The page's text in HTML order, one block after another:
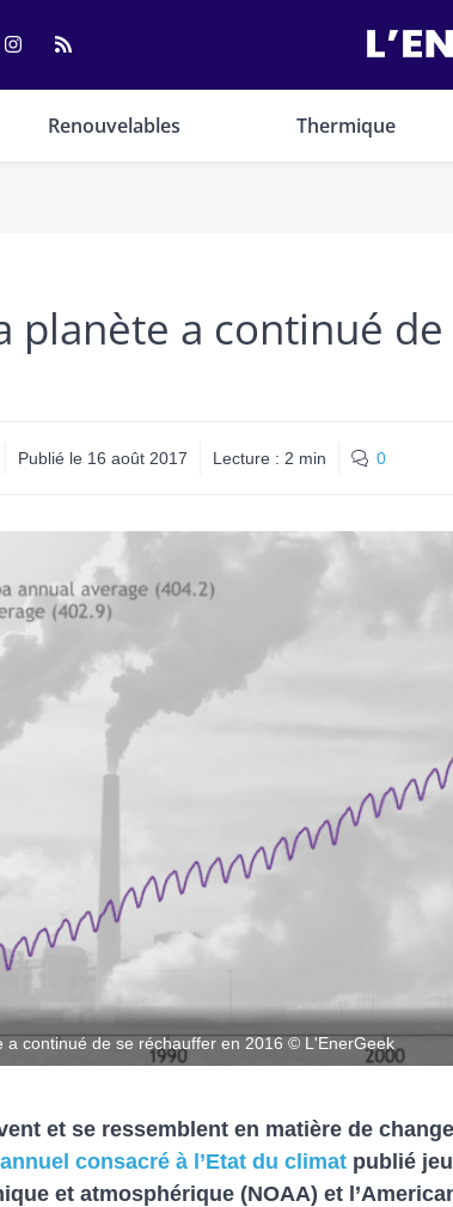
Renouvelables Thermique
planète a continué
Publié le 16 août 2017 Lecture : 2 min 0
a continué de se réchauffer en 2016 © L'EnerGeek
et se ressemblent en matière de
consacré à l’Etat du climat publié
et atmosphérique (NOAA) et